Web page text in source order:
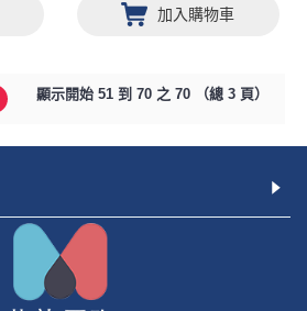
加入購物車
顯示開始 51 到 70 之 70 （總 3 頁）